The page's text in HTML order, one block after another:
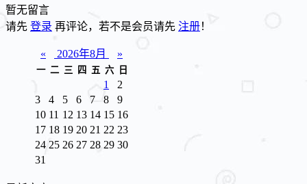
暂无留言
请先 登录 再评论，若不是会员请先 注册！
« 2026年8月 »
一 二 三 四 五 六 日
1
2
3
4 5 6 7 8
9
10 11 12 13 14 15 16
17 18 19 20 21 22 23
24 25 26 27 28 29 30
31